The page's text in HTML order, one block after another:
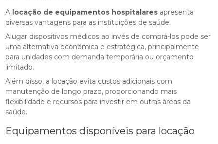
A locação de equipamentos hospitalares apresenta
diversas vantagens para as instituições de saúde.
Alugar dispositivos médicos ao invés de comprá-los pode ser
uma alternativa econômica e estratégica, principalmente
para unidades com demanda temporária ou orçamento
limitado.
Além disso, a locação evita custos adicionais com
manutenção de longo prazo, proporcionando mais
flexibilidade e recursos para investir em outras áreas da
saúde.
Equipamentos disponíveis para locação